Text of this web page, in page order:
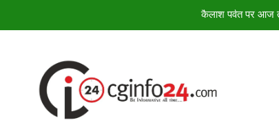
अंगूठे की चोट बनी